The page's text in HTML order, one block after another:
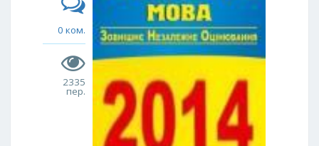
0 ком.
2335
пер.